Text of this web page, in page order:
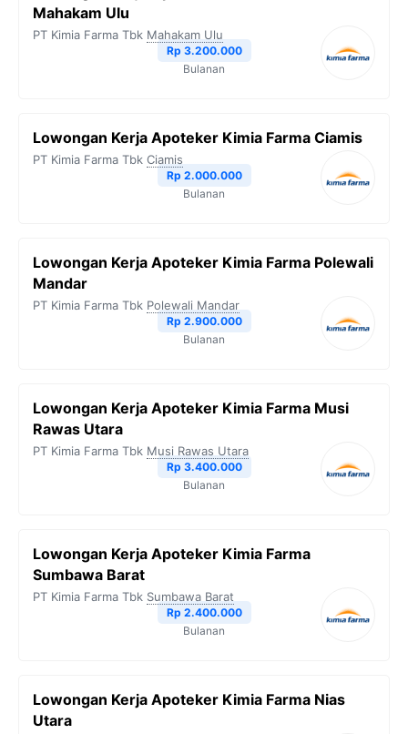
Mahakam Ulu
PT Kimia Farma Tbk Mahakam Ulu
Rp 3.200.000
Bulanan
Lowongan Kerja Apoteker Kimia Farma Ciamis
PT Kimia Farma Tbk Ciamis
Rp 2.000.000
Bulanan
Lowongan Kerja Apoteker Kimia Farma Polewali
Mandar
PT Kimia Farma Tbk Polewali Mandar
Rp 2.900.000
Bulanan
Lowongan Kerja Apoteker Kimia Farma Musi
Rawas Utara
PT Kimia Farma Tbk Musi Rawas Utara
Rp 3.400.000
Bulanan
Lowongan Kerja Apoteker Kimia Farma
Sumbawa Barat
PT Kimia Farma Tbk Sumbawa Barat
Rp 2.400.000
Bulanan
Lowongan Kerja Apoteker Kimia Farma Nias
Utara